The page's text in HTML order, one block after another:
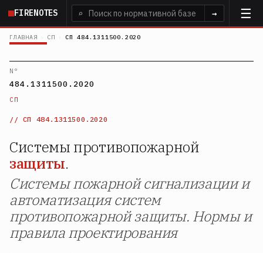
Перейти
основному
FIRENOTES ⌕ →
ГЛАВНАЯ › СП › СП 484.1311500.2020
N°
484.1311500.2020
СП
СП 484.1311500.2020
Системы противопожарной
защиты.
Системы пожарной сигнализации и
автоматизация систем
противопожарной защиты. Нормы и
правила проектирования